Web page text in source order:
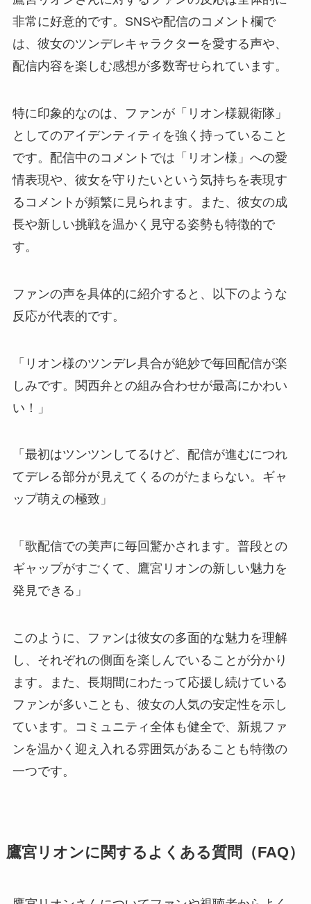
非常に好意的です。SNSや配信のコメント欄で
は、彼女のツンデレキャラクターを愛する声や、
配信内容を楽しむ感想が多数寄せられています。
特に印象的なのは、ファンが「リオン様親衛隊」
としてのアイデンティティを強く持っていること
です。配信中のコメントでは「リオン様」への愛
情表現や、彼女を守りたいという気持ちを表現す
るコメントが頻繁に見られます。また、彼女の成
長や新しい挑戦を温かく見守る姿勢も特徴的で
す。
ファンの声を具体的に紹介すると、以下のような
反応が代表的です。
「リオン様のツンデレ具合が絶妙で毎回配信が楽
しみです。関西弁との組み合わせが最高にかわい
い！」
「最初はツンツンしてるけど、配信が進むにつれ
てデレる部分が見えてくるのがたまらない。ギャ
ップ萌えの極致」
「歌配信での美声に毎回驚かされます。普段との
ギャップがすごくて、鷹宮リオンの新しい魅力を
発見できる」
このように、ファンは彼女の多面的な魅力を理解
し、それぞれの側面を楽しんでいることが分かり
ます。また、長期間にわたって応援し続けている
ファンが多いことも、彼女の人気の安定性を示し
ています。コミュニティ全体も健全で、新規ファ
ンを温かく迎え入れる雰囲気があることも特徴の
一つです。
鷹宮リオンに関するよくある質問（FAQ）